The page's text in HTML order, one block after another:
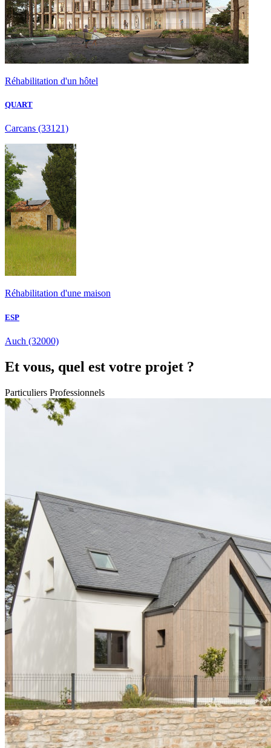
Réhabilitation d'un hôtel
QUART
Carcans (33121)
Réhabilitation d'une maison
ESP
Auch (32000)
Et vous, quel est votre projet ?
Particuliers Professionnels